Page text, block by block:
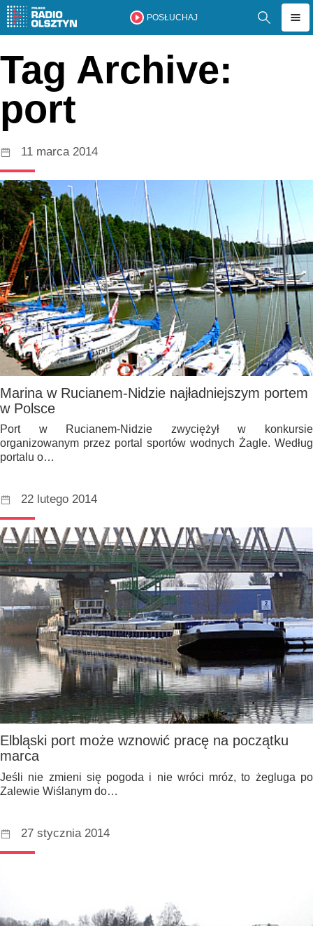
POSŁUCHAJ
Tag Archive:
port
11 marca 2014
Marina w Rucianem-Nidzie najładniejszym portem
w Polsce
Port w Rucianem-Nidzie zwyciężył w konkursie
organizowanym przez portal sportów wodnych Żagle. Według
portalu o…
22 lutego 2014
Elbląski port może wznowić pracę na początku
marca
Jeśli nie zmieni się pogoda i nie wróci mróz, to żegluga po
Zalewie Wiślanym do…
27 stycznia 2014